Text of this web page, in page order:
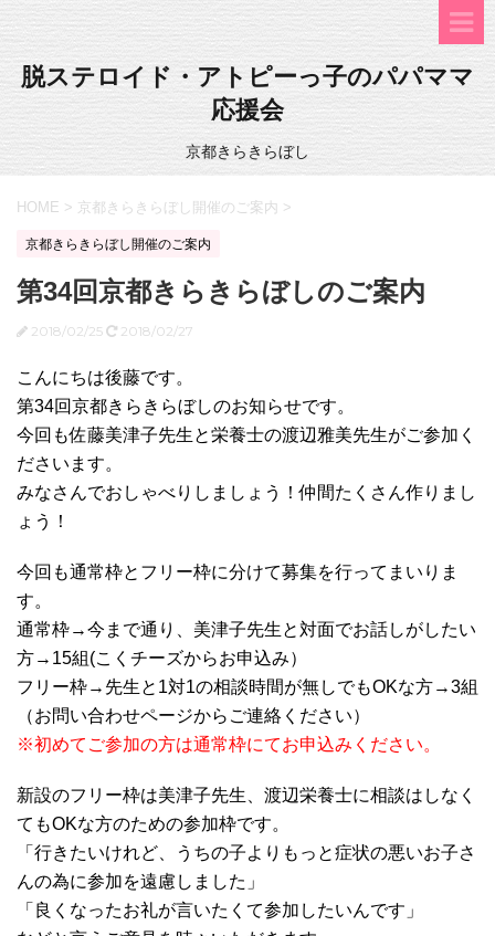
脱ステロイド・アトピーっ子のパパママ
応援会
京都きらきらぼし
HOME > 京都きらきらぼし開催のご案内 >
京都きらきらぼし開催のご案内
第34回京都きらきらぼしのご案内
2018/02/25 2018/02/27
こんにちは後藤です。
第34回京都きらきらぼしのお知らせです。
今回も佐藤美津子先生と栄養士の渡辺雅美先生がご参加く
ださいます。
みなさんでおしゃべりしましょう！仲間たくさん作りまし
ょう！
今回も通常枠とフリー枠に分けて募集を行ってまいりま
す。
通常枠→今まで通り、美津子先生と対面でお話しがしたい
方→15組(こくチーズからお申込み）
フリー枠→先生と1対1の相談時間が無しでもOKな方→3組
（お問い合わせページからご連絡ください）
※初めてご参加の方は通常枠にてお申込みください。
新設のフリー枠は美津子先生、渡辺栄養士に相談はしなく
てもOKな方のための参加枠です。
「行きたいけれど、うちの子よりもっと症状の悪いお子さ
んの為に参加を遠慮しました」
「良くなったお礼が言いたくて参加したいんです」